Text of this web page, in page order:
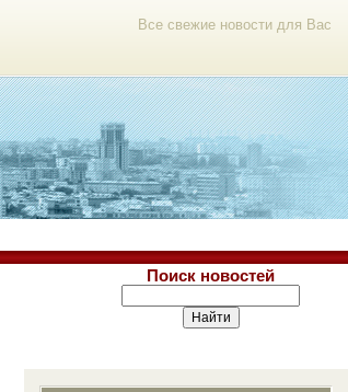
Все свежие новости для Вас
Поиск новостей